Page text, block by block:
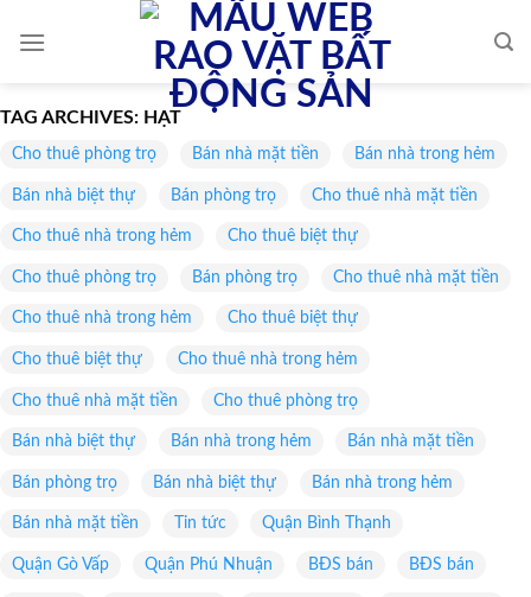
TAG ARCHIVES: HẠT
Cho thuê phòng trọ Bán nhà mặt tiền Bán nhà trong hẻm
Bán nhà biệt thự Bán phòng trọ Cho thuê nhà mặt tiền
Cho thuê nhà trong hẻm Cho thuê biệt thự
Cho thuê phòng trọ Bán phòng trọ Cho thuê nhà mặt tiền
Cho thuê nhà trong hẻm Cho thuê biệt thự
Cho thuê biệt thự Cho thuê nhà trong hẻm
Cho thuê nhà mặt tiền Cho thuê phòng trọ
Bán nhà biệt thự Bán nhà trong hẻm Bán nhà mặt tiền
Bán phòng trọ Bán nhà biệt thự Bán nhà trong hẻm
Bán nhà mặt tiền Tin tức Quận Bình Thạnh
Quận Gò Vấp Quận Phú Nhuận BĐS bán BĐS bán